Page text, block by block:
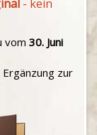
- kein
vom 30. Juni
zur